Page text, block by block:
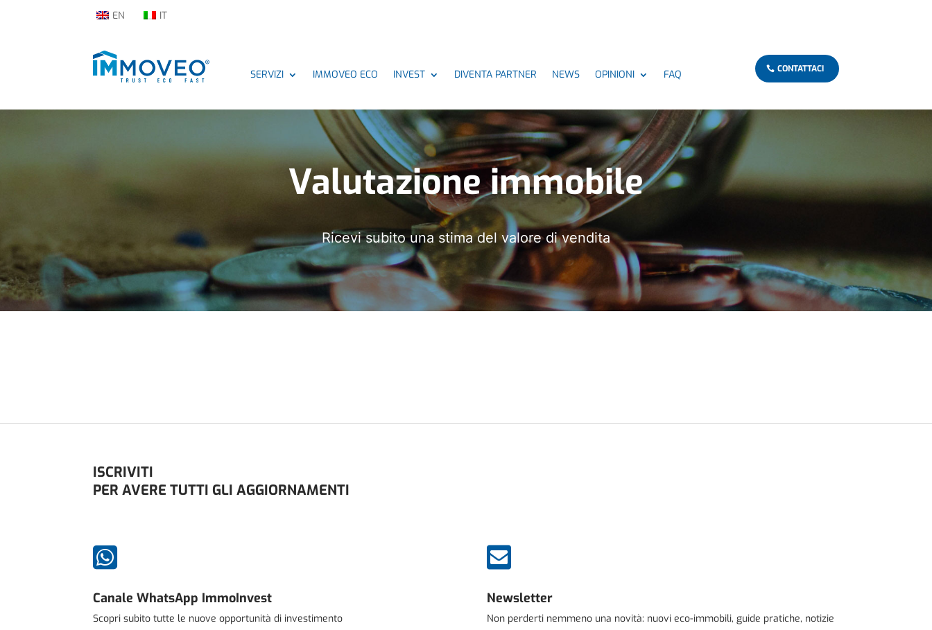
EN IT
SERVIZI IMMOVEO ECO INVEST DIVENTA PARTNER NEWS OPINIONI FAQ CONTATTACI
Valutazione immobile
Ricevi subito una stima del valore di vendita
ISCRIVITI
PER AVERE TUTTI GLI AGGIORNAMENTI

Canale WhatsApp ImmoInvest
Scopri subito tutte le nuove opportunità di investimento

Newsletter
Non perderti nemmeno una novità: nuovi eco-immobili, guide pratiche, notizie